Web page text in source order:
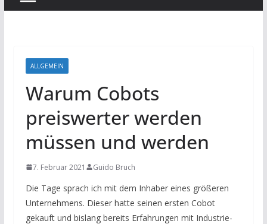
ALLGEMEIN
Warum Cobots
preiswerter werden
müssen und werden
7. Februar 2021 Guido Bruch
Die Tage sprach ich mit dem Inhaber eines größeren
Unternehmens. Dieser hatte seinen ersten Cobot
gekauft und bislang bereits Erfahrungen mit Industrie-